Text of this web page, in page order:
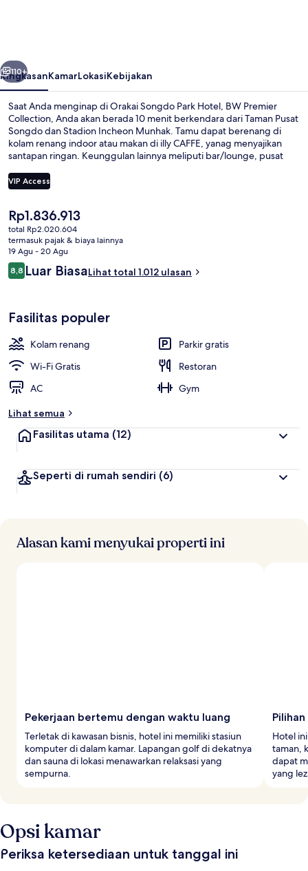
Premier
Collection
Berikutnya
110+
RingkasanKamarLokasiKebijakan
Saat Anda menginap di Orakai Songdo Park Hotel, BW Premier
Collection, Anda akan berada 10 menit berkendara dari Taman Pusat
Songdo dan Stadion Incheon Munhak. Tamu dapat berenang di
kolam renang indoor atau makan di illy CAFFE, yanag menyajikan
santapan ringan. Keunggulan lainnya meliputi bar/lounge, pusat
Transportasi umum berada tidak jauh: Stasiun Universitas Incheon
berjarak 5 menit dan Stasiun Central Park berjarak 10 menit.
VIP Access
Harga
saat
ini
Rp1.836.913
Rp1.836.913
total Rp2.020.604
termasuk pajak & biaya lainnya
19 Agu - 20 Agu
Ulasan
8,88,8 dari 10
Luar BiasaLihat total 1.012 ulasan
Fasilitas populer
Kolam renang
Parkir gratis
Wi-Fi Gratis
Restoran
AC
Gym
Lihat semua
Fasilitas utama (12)
Seperti di rumah sendiri (6)
Alasan kami menyukai properti ini
Pekerjaan bertemu dengan waktu luang
Terletak di kawasan bisnis, hotel ini memiliki stasiun
komputer di dalam kamar. Lapangan golf di dekatnya
dan sauna di lokasi menawarkan relaksasi yang
sempurna.
Hotel
taman,
dapat
yang
Opsi kamar
Periksa ketersediaan untuk tanggal ini